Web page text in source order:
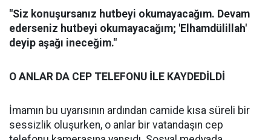
"Siz konuşursanız hutbeyi okumayacağım. Devam
ederseniz hutbeyi okumayacağım; 'Elhamdülillah'
deyip aşağı ineceğim."
O ANLAR DA CEP TELEFONU İLE KAYDEDİLDİ
İmamın bu uyarısının ardından camide kısa süreli bir
sessizlik oluşurken, o anlar bir vatandaşın cep